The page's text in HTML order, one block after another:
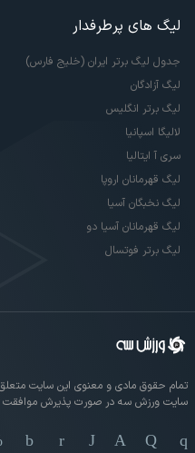
لیگ های پرطرفدار
جدول لیگ برتر ایران (خلیج فارس)
لیگ آزادگان
لیگ برتر انگلیس
لالیگا اسپانیا
سری آ ایتالیا
لیگ قهرمانان اروپا
لیگ نخبگان آسیا
لیگ قهرمانان آسیا دو
لیگ برتر فوتسال
تمام حقوق مادی و معنوی این سایت
سایت ورزش سه در صورت پذیرش موافقت